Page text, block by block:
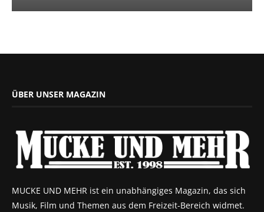
ÜBER UNSER MAGAZIN
MUCKE UND MEHR ist ein unabhängiges Magazin, das sich
Musik, Film und Themen aus dem Freizeit-Bereich widmet.